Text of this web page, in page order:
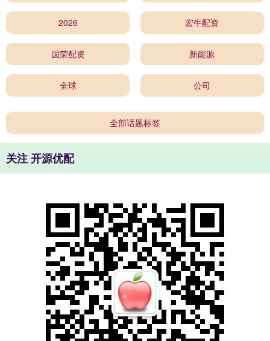
2026 宏牛配资
国荣配资 新能源
全球 公司
全部话题标签
关注 开源优配